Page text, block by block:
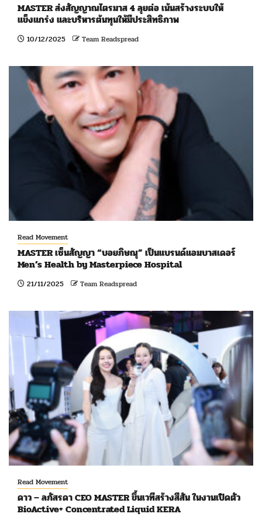
MASTER ส่งสัญญาณไตรมาส 4 ลุยต่อ เน้นสร้างระบบให้
แข็งแกร่ง และบริหารต้นทุนให้มีประสิทธิภาพ
10/12/2025 Team Readspread
Read Movement
MASTER เซ็นสัญญา “บอยภิษณุ” เป็นแบรนด์แอมบาสเดอร์
Men’s Health by Masterpiece Hospital
21/11/2025 Team Readspread
Read Movement
ดาว – ลภัสรดา CEO MASTER ขึ้นเวทีสร้างสีสัน ในงานเปิดตัว
BioActive+ Concentrated Liquid KERA